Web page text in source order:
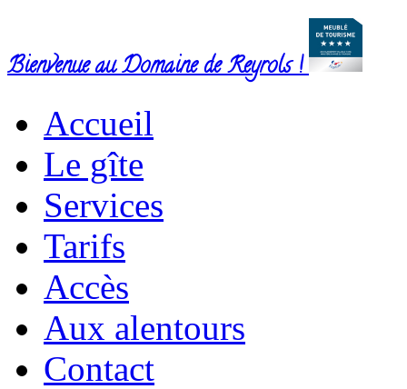
Bienvenue au Domaine de Reyrols !
Accueil
Le gîte
Services
Tarifs
Accès
Aux alentours
Contact